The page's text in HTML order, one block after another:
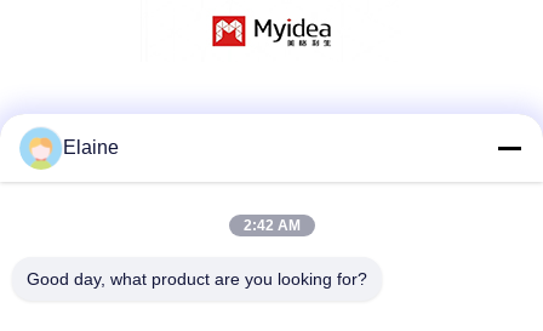
Schnelle Kontaktaufnahme
Telefon
Elaine
2:42 AM
Good day, what product are you looking for?